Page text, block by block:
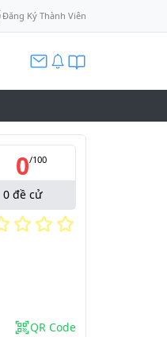
Đăng Ký Thành Viên
0/100
0 đề cử
QR Code